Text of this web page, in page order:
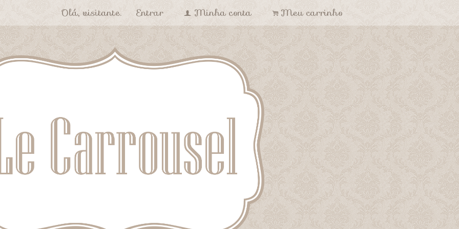
Olá, visitante. Entrar f Minha conta . Meu carrinho